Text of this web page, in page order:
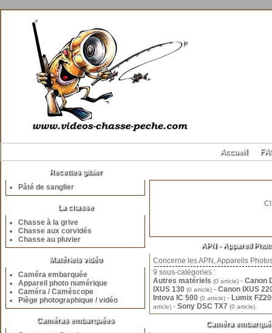
Accueil
Recettes gibier
Pâté de sanglier
La chasse
Chasse à la grive
Chasse aux corvidés
Chasse au pluvier
Matériels vidéo
Caméra embarquée
Appareil photo numérique
Caméra / Caméscope
Piège photographique / vidéo
Caméras embarquées
APN - Appareil
Concerne les APN, Appareils
9 sous-catégories :
Autres matériels (0 article) - Canon
IXUS 130 (0 article) - Canon IXUS
Intova IC 500 (0 article) - Lumix
article) - Sony DSC TX7 (0 article).
Caméra